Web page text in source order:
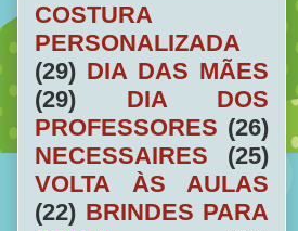
COSTURA
PERSONALIZADA
(29) DIA DAS MÃES
(29)
DIA DOS
PROFESSORES (26)
NECESSAIRES
(25)
VOLTA ÀS AULAS
(22) BRINDES PARA